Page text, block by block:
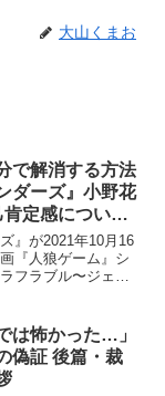
大山くまお
で解消する方法
ダーズ』小野花
定感について
』が2021年10月16
『人狼ゲーム』シ
フラブル〜ジェン
はこちら主演・花
は怖かった…」
偽証 後篇・裁